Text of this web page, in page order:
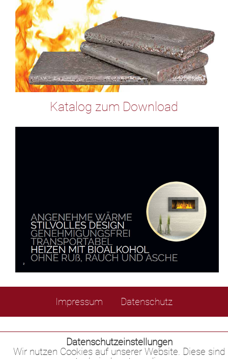
Datenschutzeinstellungen
Wir nutzen Cookies auf unserer Website. Diese sind
Katalog zum Download
Impressum Datenschutz